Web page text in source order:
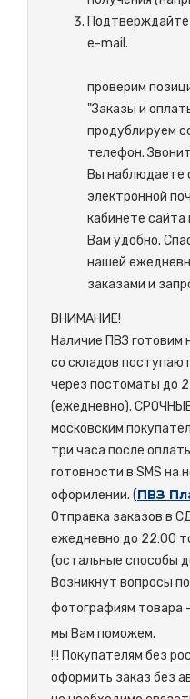
Подтверждайте
e-
проверим
"Заказы и
продублируем
телефон.
Вы наблюдаете
электронной
кабинете сайта
Вам удобно.
нашей
заказами и
ВНИМАНИЕ!
Наличие ПВЗ готовим
со складов
через постоматы до
(ежедневно).
московским
три часа после
готовности в SMS на
оформлении. (ПВЗ
Отправка заказов в
ежедневно до 22:00
(остальные способы
Возникнут вопросы
фотографиям товара
мы Вам поможем.
!!! Покупателям без
оформить заказ без